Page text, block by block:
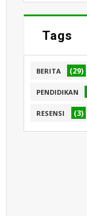
Tags
BERITA (29)
PENDIDIKAN
RESENSI (3)